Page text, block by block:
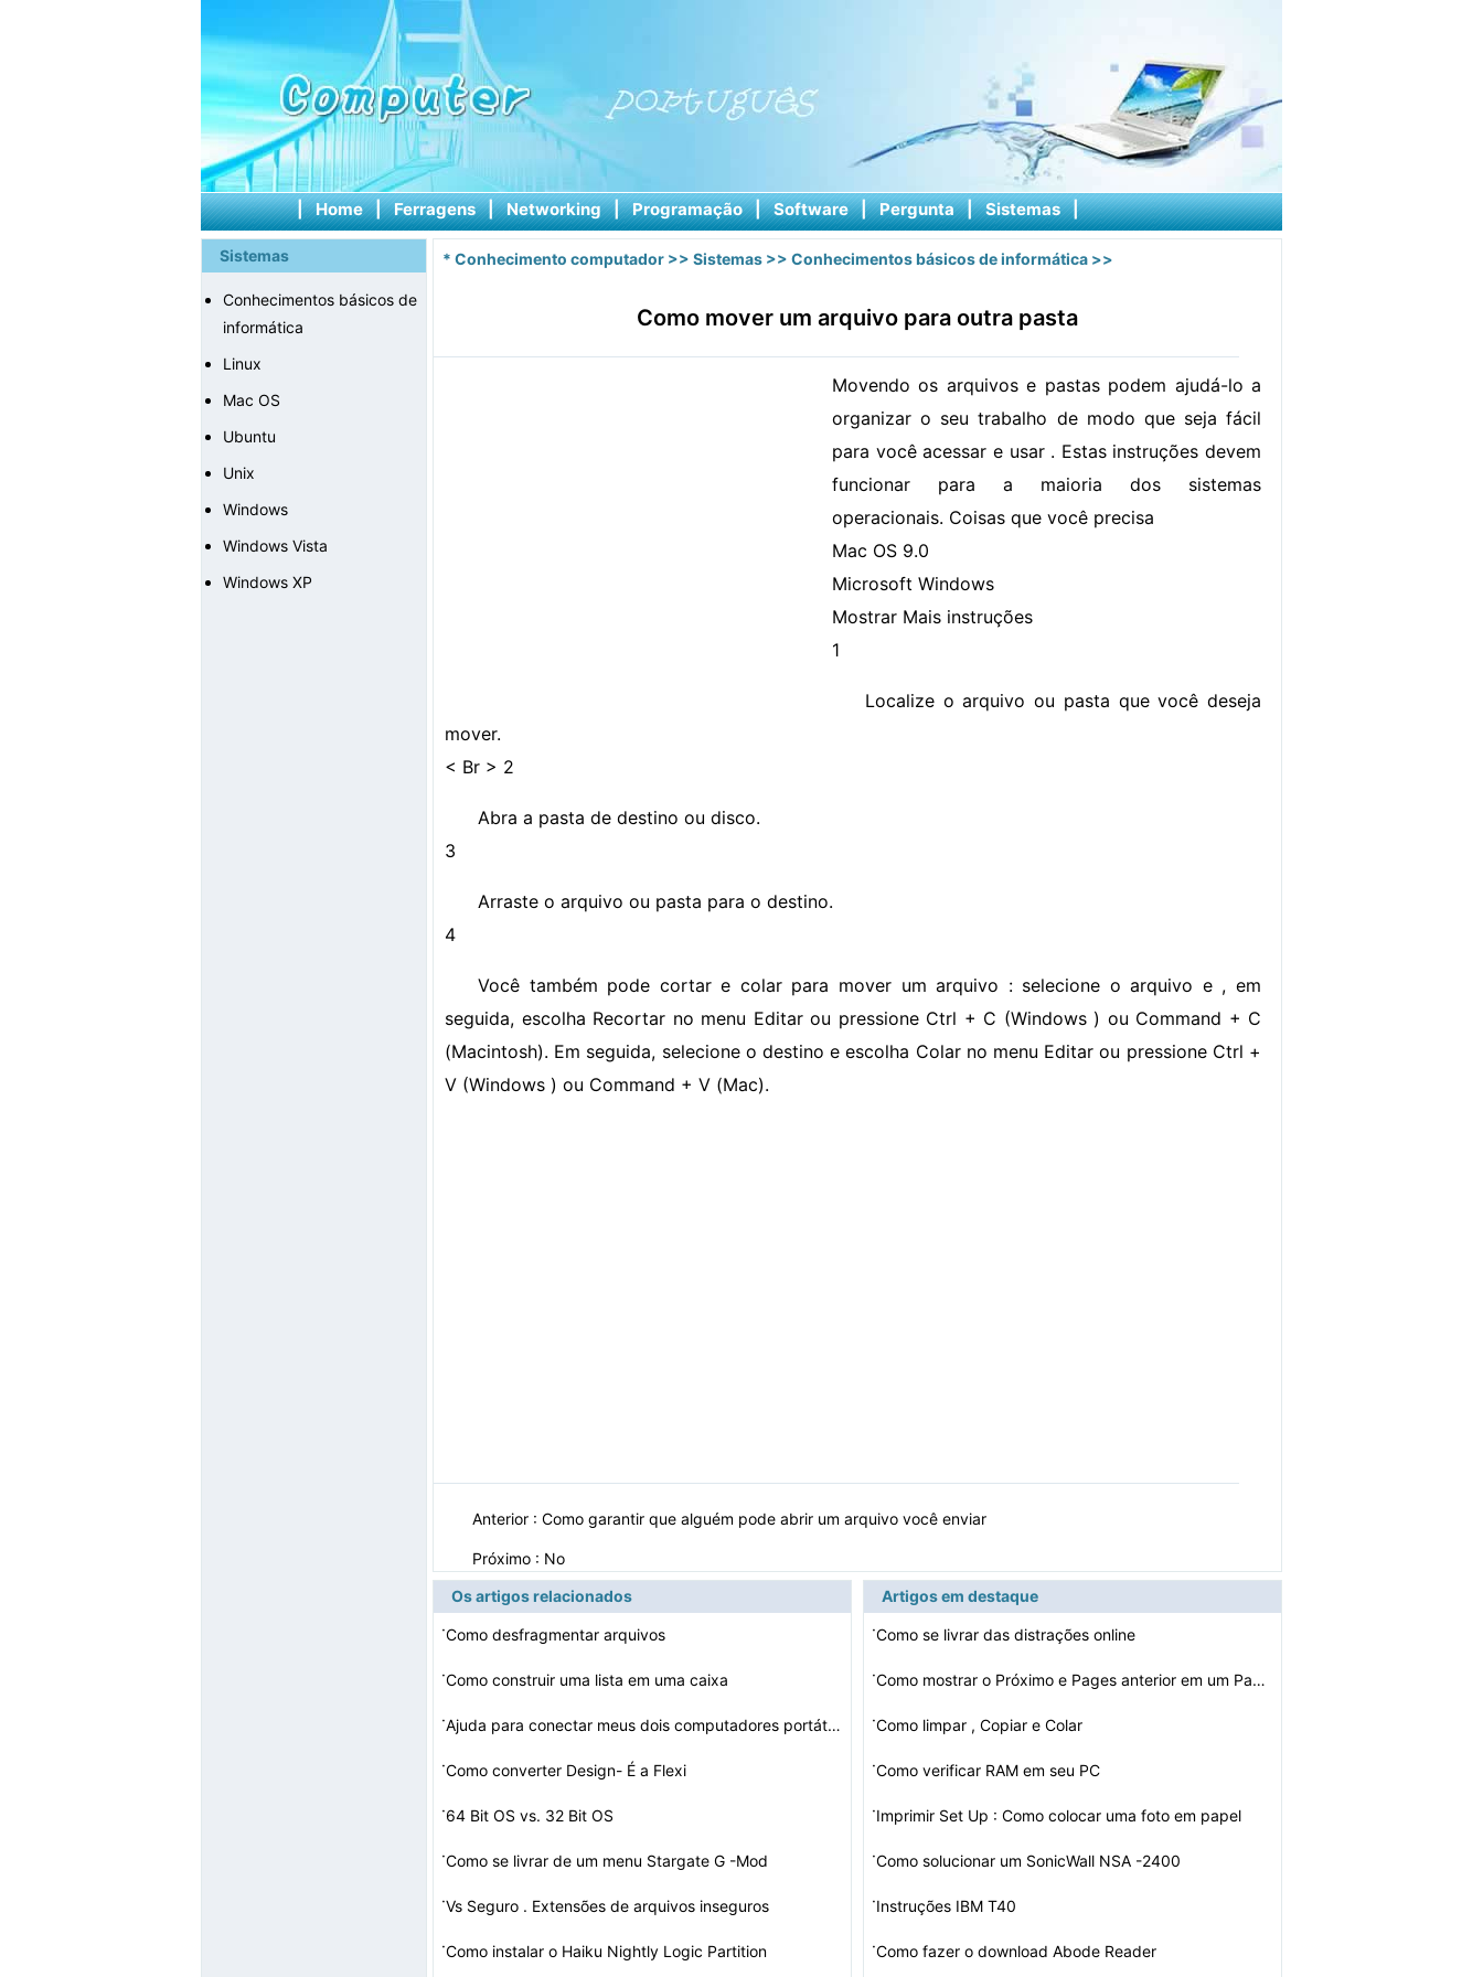
| Home | Ferragens | Networking | Programação | Software | Pergunta | Sistemas |
Sistemas
Conhecimentos básicos de
informática
Linux
Mac OS
Ubuntu
Unix
Windows
Windows Vista
Windows XP
* Conhecimento computador >> Sistemas >> Conhecimentos básicos de informática >>
Como mover um arquivo para outra pasta
Movendo os arquivos e pastas podem ajudá-lo a
organizar o seu trabalho de modo que seja fácil
para você acessar e usar . Estas instruções devem
funcionar para a maioria dos sistemas
operacionais. Coisas que você precisa
Mac OS 9.0
Microsoft Windows
Mostrar Mais instruções
1
Localize o arquivo ou pasta que você deseja
mover.
< Br > 2
Abra a pasta de destino ou disco.
3
Arraste o arquivo ou pasta para o destino.
4
Você também pode cortar e colar para mover um arquivo : selecione o arquivo e , em
seguida, escolha Recortar no menu Editar ou pressione Ctrl + C (Windows ) ou Command + C
(Macintosh). Em seguida, selecione o destino e escolha Colar no menu Editar ou pressione Ctrl +
V (Windows ) ou Command + V (Mac).
Anterior : Como garantir que alguém pode abrir um arquivo você enviar
Próximo : No
Os artigos relacionados
·Como desfragmentar arquivos
·Como construir uma lista em uma caixa
· Ajuda para conectar meus dois computadores portáteis V…
·Como converter Design- É a Flexi
·64 Bit OS vs. 32 Bit OS
·Como se livrar de um menu Stargate G -Mod
·Vs Seguro . Extensões de arquivos inseguros
·Como instalar o Haiku Nightly Logic Partition
Artigos em destaque
·Como se livrar das distrações online
· Como mostrar o Próximo e Pages anterior em um PageCont…
·Como limpar , Copiar e Colar
·Como verificar RAM em seu PC
·Imprimir Set Up : Como colocar uma foto em papel
·Como solucionar um SonicWall NSA -2400
·Instruções IBM T40
·Como fazer o download Abode Reader